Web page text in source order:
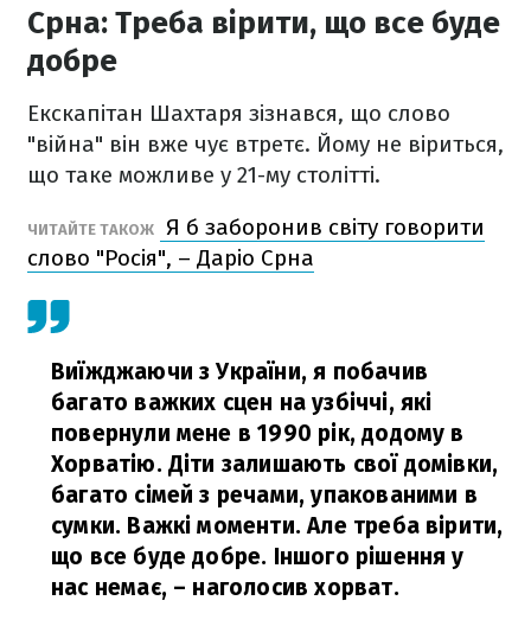
Срна: Треба вірити, що все буде
добре
Екскапітан Шахтаря зізнався, що слово
"війна" він вже чує втретє. Йому не віриться,
що таке можливе у 21-му столітті.
ЧИТАЙТЕ ТАКОЖ
Я б заборонив світу говорити
слово "Росія", – Даріо Срна
Виїжджаючи з України, я побачив
багато важких сцен на узбіччі, які
повернули мене в 1990 рік, додому в
Хорватію. Діти залишають свої домівки,
багато сімей з речами, упакованими в
сумки. Важкі моменти. Але треба вірити,
що все буде добре. Іншого рішення у
нас немає, – наголосив хорват.